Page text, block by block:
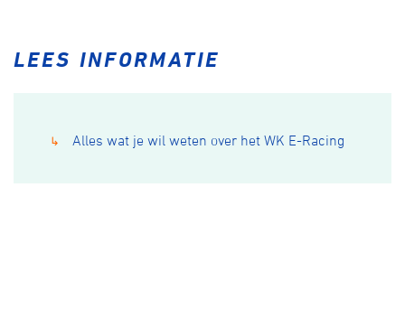
LEES INFORMATIE
↳ Alles wat je wil weten over het WK E-Racing